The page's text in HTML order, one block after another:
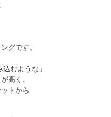
グです。
むような」
高く、
トから